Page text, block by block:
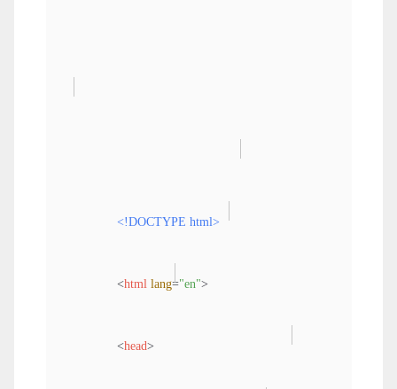
<!DOCTYPE html>
<html lang="en">
<head>